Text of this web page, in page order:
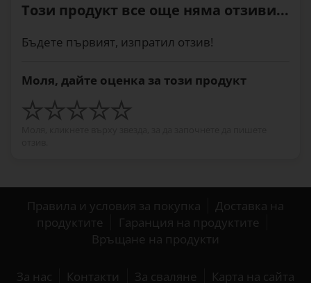
Този продукт все още няма отзиви...
Бъдете първият, изпратил отзив!
Моля, дайте оценка за този продукт
Правила и условия за покупка
Доставка на
продуктите
Гаранция на продуктите
Връщане на продукти
За нас Контакти За сваляне Карта на сайта